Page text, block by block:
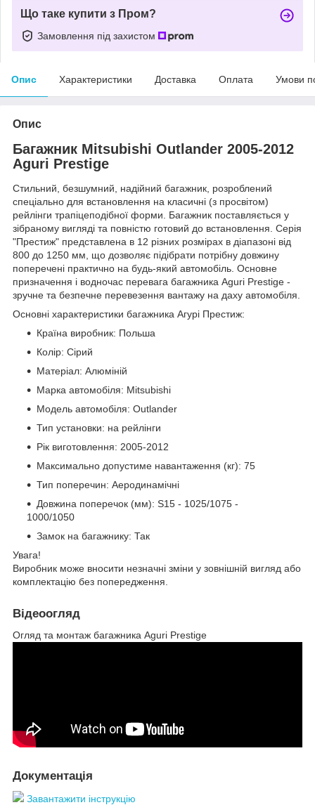
Що таке купити з Пром?
Замовлення під захистом
Опис Характеристики Доставка Оплата Умови
Опис
Багажник Mitsubishi Outlander 2005-2012
Aguri Prestige
Стильний, безшумний, надійний багажник, розроблений
спеціально для встановлення на класичні (з просвітом)
рейлінги трапіцеподібної форми. Багажник поставляється у
зібраному вигляді та повністю готовий до встановлення. Серія
"Престиж" представлена в 12 різних розмірах в діапазоні від
800 до 1250 мм, що дозволяє підібрати потрібну довжину
поперечені практично на будь-який автомобіль. Основне
призначення і водночас перевага багажника Aguri Prestige -
зручне та безпечне перевезення вантажу на даху автомобіля.
Основні характеристики багажника Агурі Престиж:
Країна виробник: Польша
Колір: Сірий
Матеріал: Алюміній
Марка автомобіля: Mitsubishi
Модель автомобіля: Outlander
Тип установки: на рейлінги
Рік виготовлення: 2005-2012
Максимально допустиме навантаження (кг): 75
Тип поперечин: Аеродинамічні
Довжина поперечок (мм): S15 - 1025/1075 -
1000/1050
Замок на багажнику: Так
Увага!
Виробник може вносити незначні зміни у зовнішній вигляд або
комплектацію без попередження.
Відеоогляд
Огляд та монтаж багажника Aguri Prestige
Документація
Завантажити інструкцію